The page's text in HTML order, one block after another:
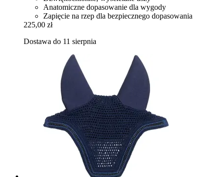
Anatomiczne dopasowanie dla wygody
Zapięcie na rzep dla bezpiecznego dopasowania
225,00 zł
Dostawa do 11 sierpnia